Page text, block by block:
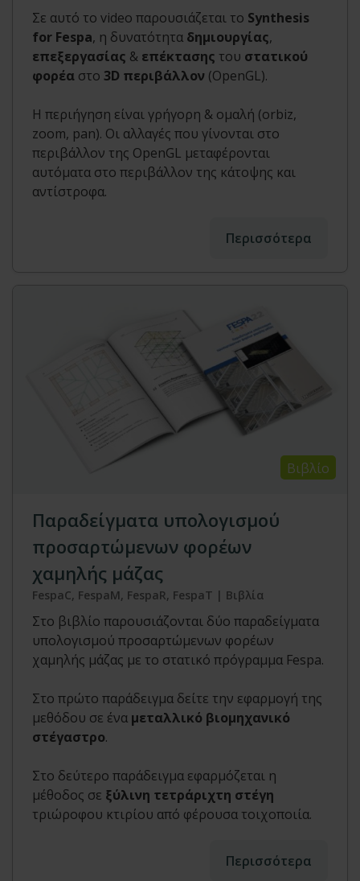
Σε αυτό το video παρουσιάζεται το Synthesis
for Fespa, η δυνατότητα δημιουργίας,
επεξεργασίας & επέκτασης του στατικού
φορέα στο 3D περιβάλλον (OpenGL).
Η περιήγηση είναι γρήγορη & ομαλή (orbiz,
zoom, pan). Οι αλλαγές που γίνονται στο
περιβάλλον της OpenGL μεταφέρονται
αυτόματα στο περιβάλλον της κάτοψης και
αντίστροφα.
Περισσότερα
Βιβλίο
Παραδείγματα υπολογισμού
προσαρτώμενων φορέων
χαμηλής μάζας
FespaC, FespaM, FespaR, FespaT | Βιβλία
Στο βιβλίο παρουσιάζονται δύο παραδείγματα
υπολογισμού προσαρτώμενων φορέων
χαμηλής μάζας με το στατικό πρόγραμμα Fespa.
Στο πρώτο παράδειγμα δείτε την εφαρμογή της
μεθόδου σε ένα μεταλλικό βιομηχανικό
στέγαστρο.
Στο δεύτερο παράδειγμα εφαρμόζεται η
μέθοδος σε ξύλινη τετράριχτη στέγη
τριώροφου κτιρίου από φέρουσα τοιχοποιία.
Περισσότερα